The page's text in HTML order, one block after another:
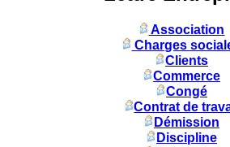
Association
Charges
Clients
Commerce
Congé
Contrat de
Démission
Discipline